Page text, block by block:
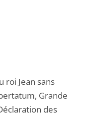
roi Jean sans
Grande
des